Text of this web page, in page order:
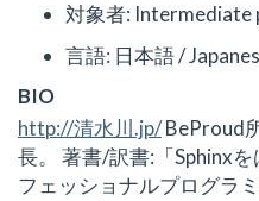
対象者: Intermediate
言語: 日本語 /
BIO
http://清水川.jp/BeProud
長。 著書/訳書:「Sphinx
フェッショナルプログラ